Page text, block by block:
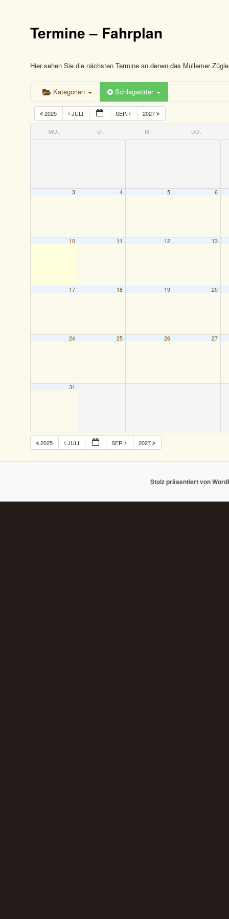
Termine – Fahrplan
Hier sehen Sie die nächsten Termine an denen das Müllemer
Kategorien Schlagwörter
2025 JULI SEP. 2027
MO. DI. MI. DO.
3 4 5 6
10 11 12 13
17 18 19 20
24 25 26 27
31
2025 JULI SEP. 2027
Stolz präsentiert von